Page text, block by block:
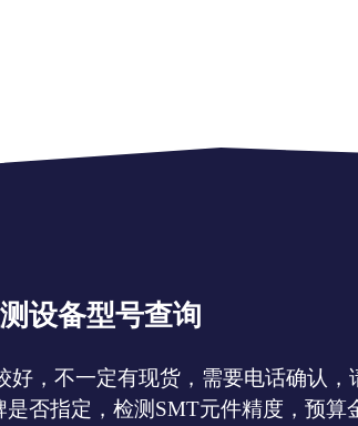
设备型号查询
好，不一定有现货，需要电话确认，
否指定，检测SMT元件精度，预算